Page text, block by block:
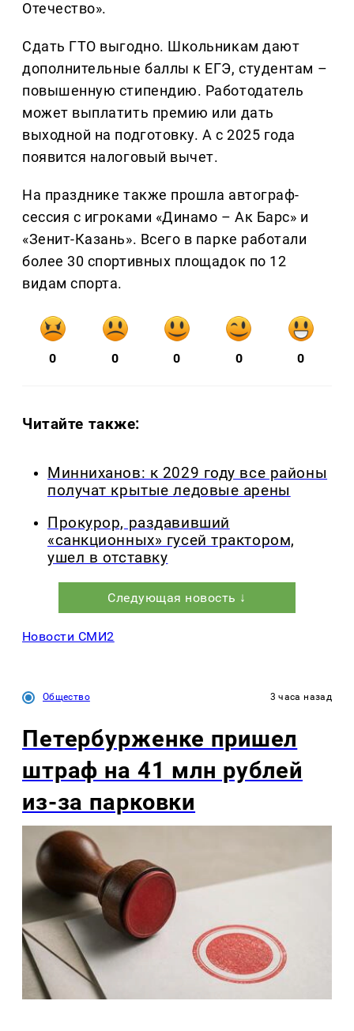
Отечество».
Сдать ГТО выгодно. Школьникам дают
дополнительные баллы к ЕГЭ, студентам –
повышенную стипендию. Работодатель
может выплатить премию или дать
выходной на подготовку. А с 2025 года
появится налоговый вычет.
На празднике также прошла автограф-
сессия с игроками «Динамо – Ак Барс» и
«Зенит-Казань». Всего в парке работали
более 30 спортивных площадок по 12
видам спорта.
0 0 0 0 0
Читайте также:
Минниханов: к 2029 году все районы
получат крытые ледовые арены
Прокурор, раздавивший
«санкционных» гусей трактором,
ушел в отставку
Следующая новость ↓
Новости СМИ2
Общество 3 часа назад
Петербурженке пришел
штраф на 41 млн рублей
из-за парковки